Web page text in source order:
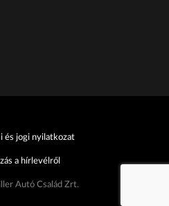
és jogi nyilatkozat
Autó Család Zrt.
a hírlevélről